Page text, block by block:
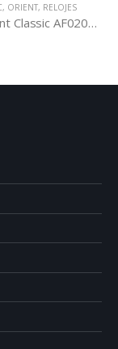
, ORIENT, RELOJES
Reloj Orient Classic AF02002B